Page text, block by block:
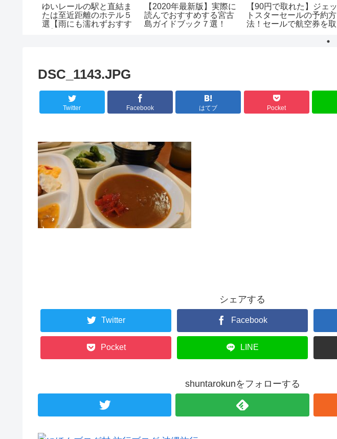
ゆいレールの駅と直結ま
たは至近距離のホテル５
選【雨にも濡れずおすす
【2020年最新版】実際に
読んでおすすめする宮古
島ガイドブック７選！
【90円で取れた】ジェッ
トスターセールの予約方
法！セールで航空券を取
DSC_1143.JPG
Twitter Facebook はてブ Pocket
シェアする
Twitter Facebook
Pocket LINE
shuntarokunをフォローする